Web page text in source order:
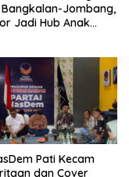
Bangkalan-Jombang,
Jadi Hub Anak
Pati Kecam
dan Cover